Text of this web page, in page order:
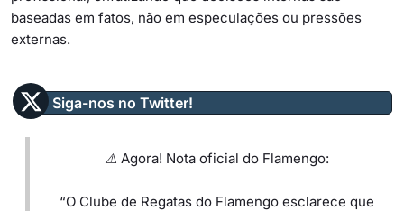
baseadas em fatos, não em especulações ou pressões
externas.
Siga-nos no Twitter!
⚠️ Agora! Nota oficial do Flamengo:
“O Clube de Regatas do Flamengo esclarece que